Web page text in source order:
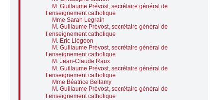
M. Guillaume Prévost, secrétaire général de
l’enseignement catholique
Mme Sarah Legrain
M. Guillaume Prévost, secrétaire général de
l’enseignement catholique
M. Eric Liégeon
M. Guillaume Prévost, secrétaire général de
l’enseignement catholique
M. Jean-Claude Raux
M. Guillaume Prévost, secrétaire général de
l’enseignement catholique
Mme Béatrice Bellamy
M. Guillaume Prévost, secrétaire général de
l’enseignement catholique